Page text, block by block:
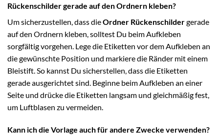
Rückenschilder gerade auf den Ordnern kleben?
Um sicherzustellen, dass dieOrdner Rückenschildergerade
auf den Ordnern kleben, solltest Du beim Aufkleben
sorgfältig vorgehen. Lege die Etiketten vor dem Aufkleben an
die gewünschte Position und markiere die Ränder mit einem
Bleistift. So kannst Du sicherstellen, dass die Etiketten
gerade ausgerichtet sind. Beginne beim Aufkleben an einer
Seite und drücke die Etiketten langsam und gleichmäßig fest,
um Luftblasen zu vermeiden.
Kann ich die Vorlage auch für andere Zwecke verwenden?